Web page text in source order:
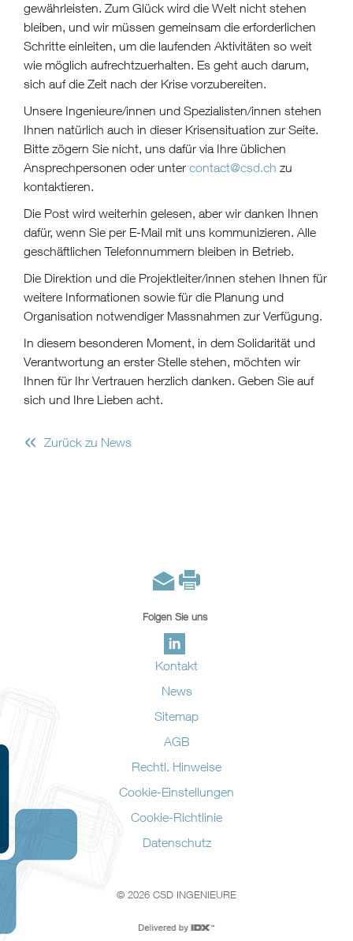
gewährleisten. Zum Glück wird die Welt nicht stehen
bleiben, und wir müssen gemeinsam die erforderlichen
Schritte einleiten, um die laufenden Aktivitäten so weit
wie möglich aufrechtzuerhalten. Es geht auch darum,
sich auf die Zeit nach der Krise vorzubereiten.
Unsere Ingenieure/innen und Spezialisten/innen stehen
Ihnen natürlich auch in dieser Krisensituation zur Seite.
Bitte zögern Sie nicht, uns dafür via Ihre üblichen
Ansprechpersonen oder unter contact@csd.ch zu
kontaktieren.
Die Post wird weiterhin gelesen, aber wir danken Ihnen
dafür, wenn Sie per E-Mail mit uns kommunizieren. Alle
geschäftlichen Telefonnummern bleiben in Betrieb.
Die Direktion und die Projektleiter/innen stehen Ihnen für
weitere Informationen sowie für die Planung und
Organisation notwendiger Massnahmen zur Verfügung.
In diesem besonderen Moment, in dem Solidarität und
Verantwortung an erster Stelle stehen, möchten wir
Ihnen für Ihr Vertrauen herzlich danken. Geben Sie auf
sich und Ihre Lieben acht.
« Zurück zu News
Folgen Sie uns
Kontakt
News
Sitemap
AGB
Rechtl. Hinweise
Cookie-Einstellungen
Cookie-Richtlinie
Datenschutz
© 2026 CSD INGENIEURE